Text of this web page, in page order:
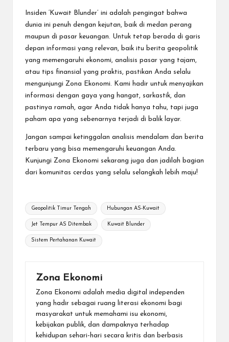
Insiden ‘Kuwait Blunder’ ini adalah pengingat bahwa
dunia ini penuh dengan kejutan, baik di medan perang
maupun di pasar keuangan. Untuk tetap berada di garis
depan informasi yang relevan, baik itu berita geopolitik
yang memengaruhi ekonomi, analisis pasar yang tajam,
atau tips finansial yang praktis, pastikan Anda selalu
mengunjungi Zona Ekonomi. Kami hadir untuk menyajikan
informasi dengan gaya yang hangat, sarkastik, dan
pastinya ramah, agar Anda tidak hanya tahu, tapi juga
paham apa yang sebenarnya terjadi di balik layar.
Jangan sampai ketinggalan analisis mendalam dan berita
terbaru yang bisa memengaruhi keuangan Anda.
Kunjungi Zona Ekonomi sekarang juga dan jadilah bagian
dari komunitas cerdas yang selalu selangkah lebih maju!
Tags:
Geopolitik Timur Tengah Hubungan AS-Kuwait
Jet Tempur AS Ditembak Kuwait Blunder
Sistem Pertahanan Kuwait
Zona Ekonomi
Zona Ekonomi adalah media digital independen
yang hadir sebagai ruang literasi ekonomi bagi
masyarakat untuk memahami isu ekonomi,
kebijakan publik, dan dampaknya terhadap
kehidupan sehari-hari secara kritis dan berbasis